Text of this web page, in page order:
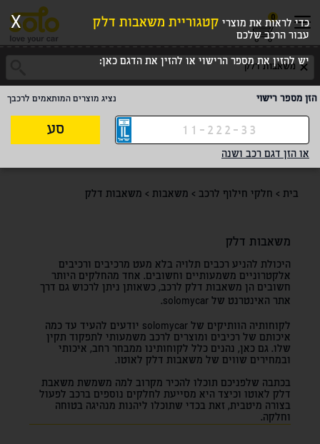
0
X כדי לראות את מוצרי קטגוריית משאבות דלק
עבור הרכב שלכם
יש להזין את מספר הרישוי או להזין את הדגם כאן:
הזן מספר רישוי נציג מוצרים המותאמים לרכבך
סע
או הזן דגם רכב ושנה
בית > חלקי חילוף לרכב > משאבות > משאבות דלק
משאבות דלק
היכולת להניע רכבים תלויה בלא מעט מרכיבים ורכיבים
אלקטרוניים משמעותיים וחשובים. אחד מהחלקים היותר
חשובים הן משאבות דלק לרכב, כשאותן ניתן לרכוש גם דרך
אתר האינטרנט של solomycar.
לקוחותיה הוותיקים של solomycar יודעים להעיד עד כמה
איכותם של רכיבים ומוצרים לרכב משמעותי לתפקוד תקין
שלו. גם כאן, נהנים כלל לקוחותינו ממבחר רחב, איכותי
ובמחירים שווים של משאבות דלק לאוטו.
בכתבה שלפניכם תוכלו להכיר מקרוב למה משמשת משאבת
דלק לאוטו וכיצד היא מסייעת לחלקים נוספים ברכב לפעול
בצורה מיטבית, זאת בכדי שתוכלו ליהנות מנהיגה בטוחה
וחלקה.